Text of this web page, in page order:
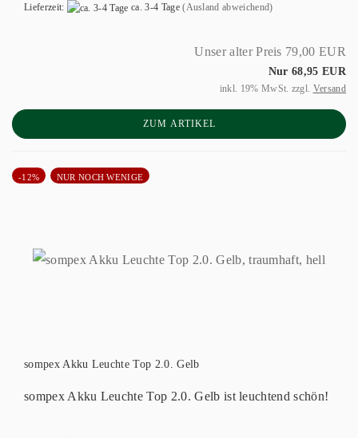
Lieferzeit: ca. 3-4 Tage (Ausland abweichend)
Unser alter Preis 79,00 EUR
Nur 68,95 EUR
inkl. 19% MwSt. zzgl. Versand
ZUM ARTIKEL
-12% NUR NOCH WENIGE
sompex Akku Leuchte Top 2.0. Gelb
sompex Akku Leuchte Top 2.0. Gelb ist leuchtend schön!